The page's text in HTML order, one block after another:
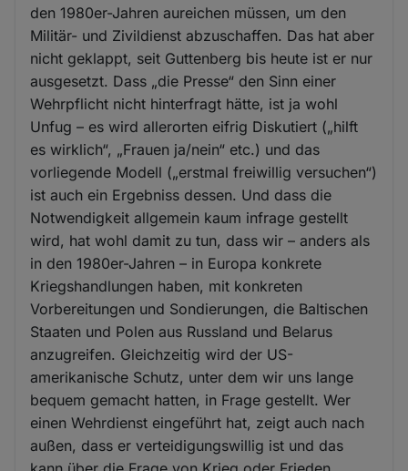
den 1980er-Jahren aureichen müssen, um den
Militär- und Zivildienst abzuschaffen. Das hat aber
nicht geklappt, seit Guttenberg bis heute ist er nur
ausgesetzt. Dass „die Presse“ den Sinn einer
Wehrpflicht nicht hinterfragt hätte, ist ja wohl
Unfug – es wird allerorten eifrig Diskutiert („hilft
es wirklich“, „Frauen ja/nein“ etc.) und das
vorliegende Modell („erstmal freiwillig versuchen“)
ist auch ein Ergebniss dessen. Und dass die
Notwendigkeit allgemein kaum infrage gestellt
wird, hat wohl damit zu tun, dass wir – anders als
in den 1980er-Jahren – in Europa konkrete
Kriegshandlungen haben, mit konkreten
Vorbereitungen und Sondierungen, die Baltischen
Staaten und Polen aus Russland und Belarus
anzugreifen. Gleichzeitig wird der US-
amerikanische Schutz, unter dem wir uns lange
bequem gemacht hatten, in Frage gestellt. Wer
einen Wehrdienst eingeführt hat, zeigt auch nach
außen, dass er verteidigungswillig ist und das